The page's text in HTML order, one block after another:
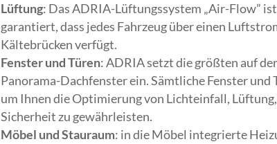
Lüftung: Das ADRIA-Lüftungssystem „Air-Flow”
garantiert, dass jedes Fahrzeug über einen
Kältebrücken verfügt.
Fenster und Türen: ADRIA setzt die größten auf
Panorama-Dachfenster ein. Sämtliche Fenster und
um Ihnen die Optimierung von Lichteinfall,
Sicherheit zu gewährleisten.
Möbel und Stauraum: in die Möbel integrierte